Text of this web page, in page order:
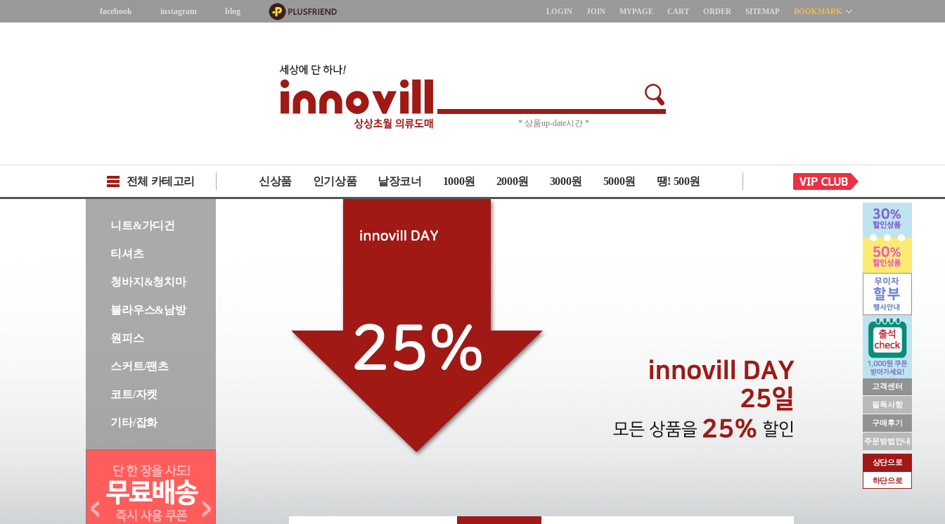
고객센터
필독사항
구매후기
주문방법안내
상단으로
하단으로
facebook instagram blog LOGIN JOIN MYPAGE CART ORDER SITEMAP BOOKMARK
* 주문취소 제한 *
전체 카테고리 신상품 인기상품 낱장코너 1000원 2000원 3000원 5000원 땡! 500원
니트&가디건
티셔츠
청바지&청치마
블라우스&남방
원피스
스커트/팬츠
코트/자켓
기타/잡화